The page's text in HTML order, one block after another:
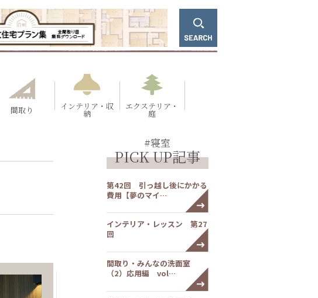
間取り インテリア・収
納
エクステリア・
庭
#寝室
PICK UP記事
第42回 引っ越し後にかかる
費用【夢のマイ…
インテリア・レッスン 第27
回
間取り・みんなの洗面室
（2）応用編 vol…